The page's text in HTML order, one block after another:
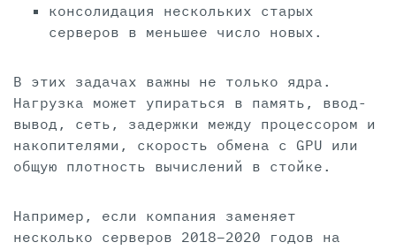
консолидация нескольких старых
серверов в меньшее число новых.
В этих задачах важны не только ядра.
Нагрузка может упираться в память, ввод-
вывод, сеть, задержки между процессором и
накопителями, скорость обмена с GPU или
общую плотность вычислений в стойке.
Например, если компания заменяет
несколько серверов 2018–2020 годов на